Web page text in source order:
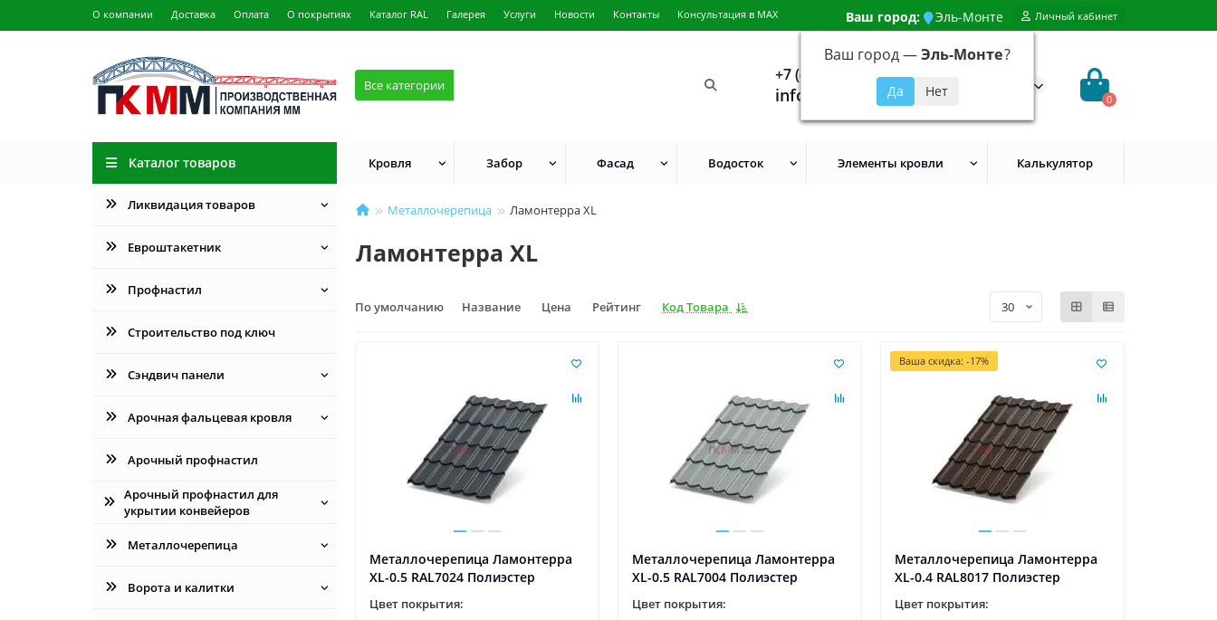
О компании Доставка Оплата О покрытиях Каталог RAL Галерея Услуги Новости Контакты Консультация в MAX Ваш город: Эль-Монте
Ваш город —Эль-Монте?
Личный кабинет
Все категории
+7 (499) 648-92-94
info@evroshtaketnikmoskva.ru 0
Каталог товаров
Ликвидация товаров
Евроштакетник
Профнастил
Строительство под ключ
Сэндвич панели
Арочная фальцевая кровля
Арочный профнастил
Арочный профнастил для
укрытии конвейеров
Металлочерепица
Ворота и калитки
Кровля Забор Фасад Водосток Элементы кровли Калькулятор
Металлочерепица Ламонтерра XL
Ламонтерра XL
По умолчанию Название Цена Рейтинг Код Товара
Металлочерепица Ламонтерра
XL-0.5 RAL7024 Полиэстер
Цвет покрытия:
Металлочерепица Ламонтерра
XL-0.5 RAL7004 Полиэстер
Цвет покрытия:
Ваша скидка: -17%
Металлочерепица Ламонтерра
XL-0.4 RAL8017 Полиэстер
Цвет покрытия: